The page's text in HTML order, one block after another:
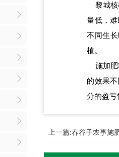
黎城核
量低，
不同生
植。
施加肥
的效果
分的盈亏
上一篇:春谷子农事施